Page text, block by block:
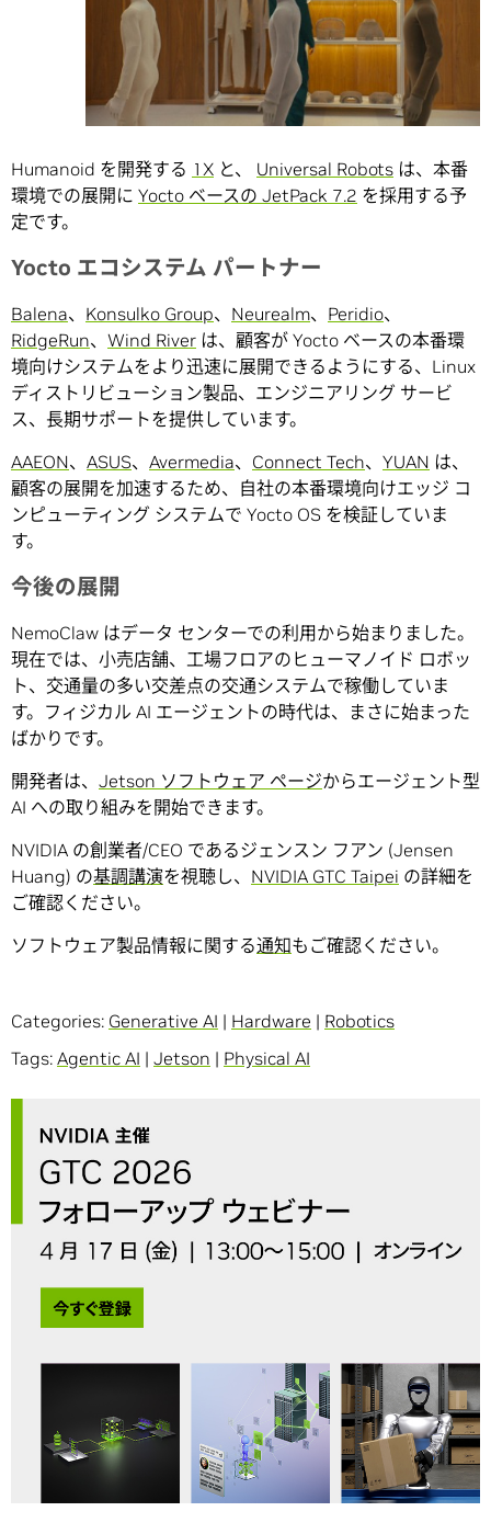
Humanoid を開発する 1X と、 Universal Robots は、本番
環境での展開に Yocto ベースの JetPack 7.2 を採用する予
定です。
Yocto エコシステム パートナー
Balena、 Konsulko Group、 Neurealm、 Peridio、
RidgeRun、 Wind River は、顧客が Yocto ベースの本番環
境向けシステムをより迅速に展開できるようにする、Linux
ディストリビューション製品、エンジニアリング サービ
ス、長期サポートを提供しています。
AAEON、 ASUS、 Avermedia、 Connect Tech、 YUAN は、
顧客の展開を加速するため、自社の本番環境向けエッジ コ
ンピューティング システムで Yocto OS を検証していま
す。
今後の展開
NemoClaw はデータ センターでの利用から始まりました。
現在では、小売店舗、工場フロアのヒューマノイド ロボッ
ト、交通量の多い交差点の交通システムで稼働していま
す。フィジカル AI エージェントの時代は、まさに始まった
ばかりです。
開発者は、 Jetson ソフトウェア ページからエージェント型
AI への取り組みを開始できます。
NVIDIA の創業者/CEO であるジェンスン フアン (Jensen
Huang) の基調講演を視聴し、 NVIDIA GTC Taipei の詳細を
ご確認ください。
ソフトウェア製品情報に関する通知もご確認ください。
Categories: Generative AI | Hardware | Robotics
Tags: Agentic AI | Jetson | Physical AI